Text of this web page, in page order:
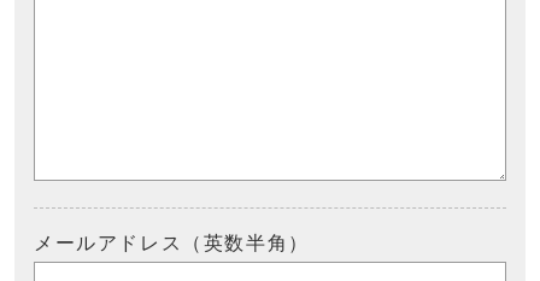
メールアドレス（英数半角）